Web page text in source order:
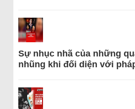
Sự nhục nhã của những
nhũng khi đối diện với